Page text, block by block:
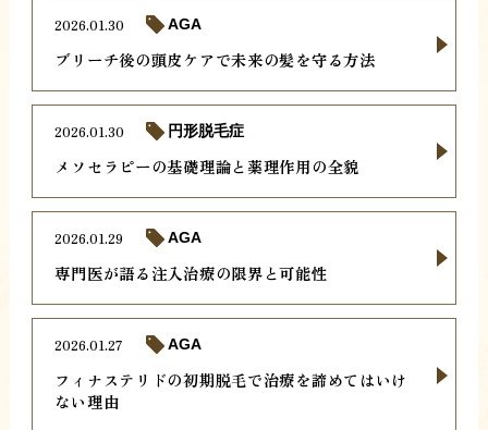
ブリーチ後の頭皮ケアで未来の髪を守る方法
2026.01.30 AGA
メソセラピーの基礎理論と薬理作用の全貌
2026.01.30 円形脱毛症
専門医が語る注入治療の限界と可能性
2026.01.29 AGA
フィナステリドの初期脱毛で治療を諦めてはいけ
ない理由
2026.01.27 AGA